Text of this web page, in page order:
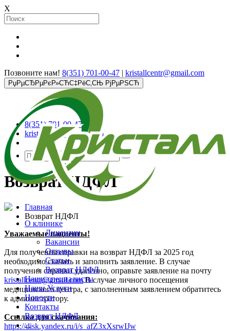
X
Позвоните нам! 8(351) 701-00-47 | kristallcentr@gmail.com
РџРµСЂРµРєР»СЋС‡РёС‚СЊ РјРµРЅСЋ
О клинике
Лицензии
Вакансии
Отзывы
Статьи
Возврат НДФЛ
Наши специалисты
Наши Услуги
Новости
Контакты
Возврат НДФЛ
...
8(351) 701-00-47
kristallcentr@gmail.com
Возврат НДФЛ
Главная
Возврат НДФЛ
Уважаемые пациенты!
Для получения справки на возврат НДФЛ за 2025 год
необходимо скачать и заполнить заявление. В случае
получения справки удаленно, оправьте заявление на почту
kristallcentr@gmail.comВ случае личного посещения
медицинского центра, с заполненным заявлением обратитесь
к администратору.
Ссылка для скачивания:
https://disk.yandex.ru/i/s_afZ3xXsrwIJw